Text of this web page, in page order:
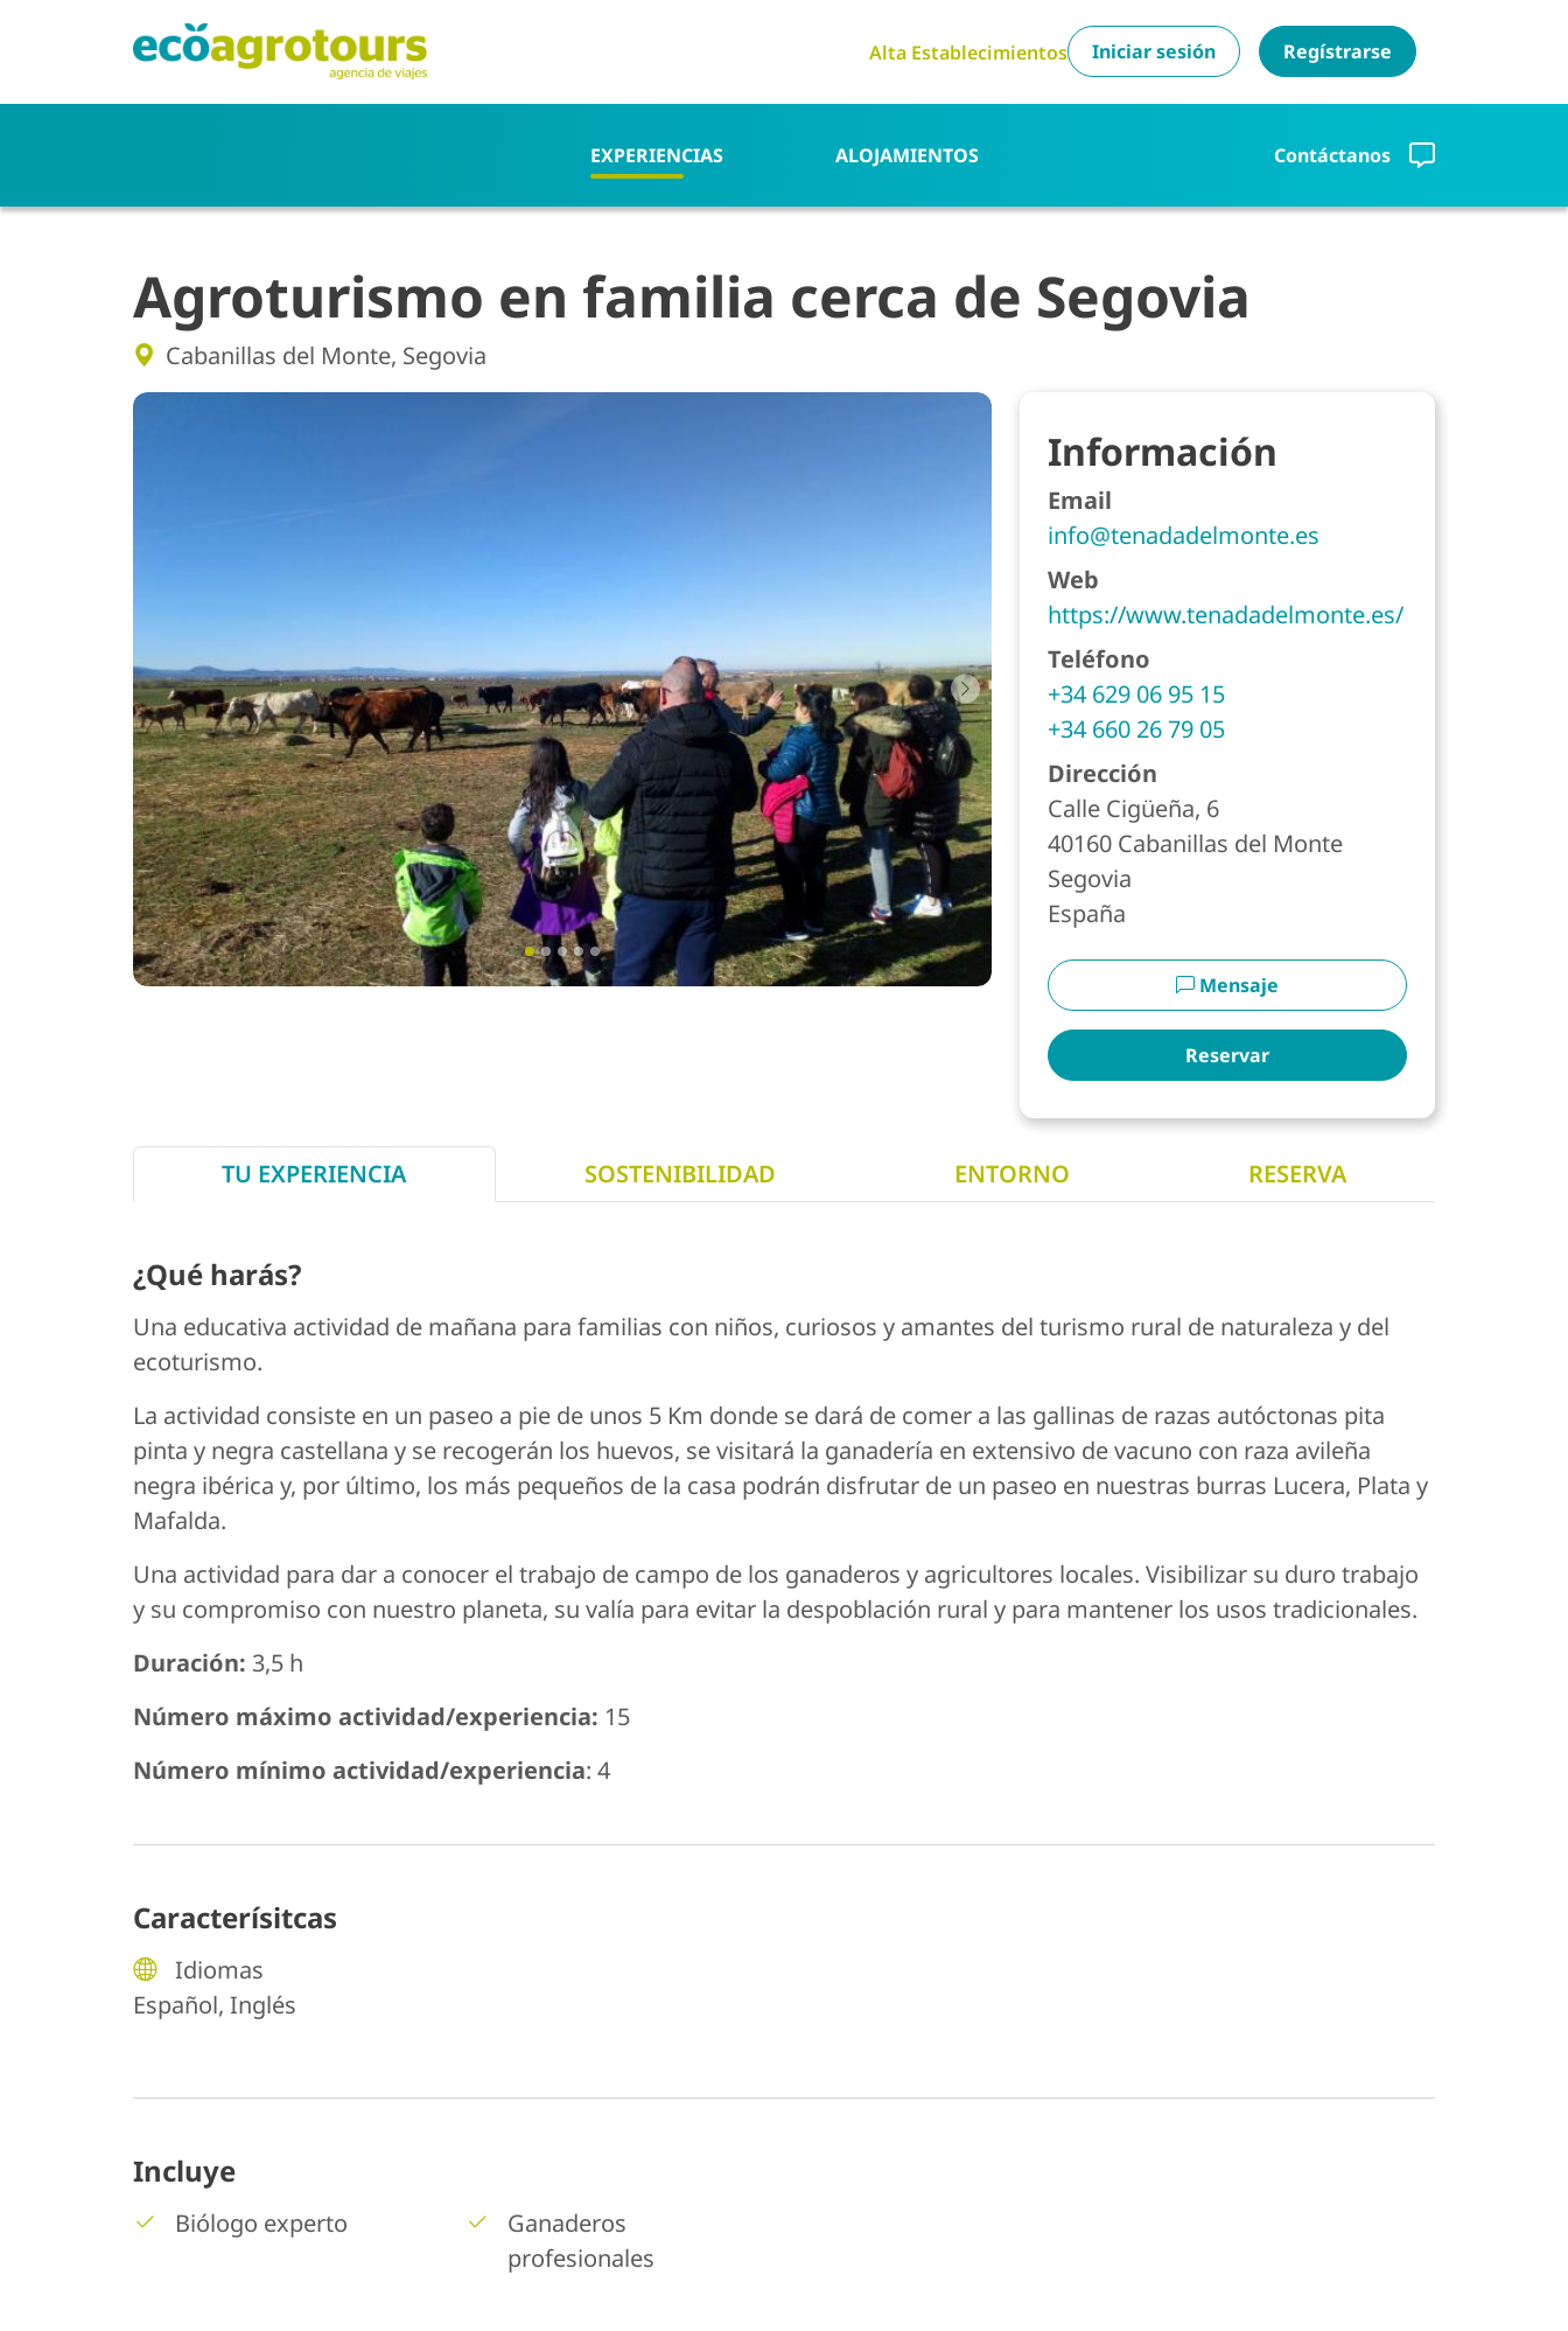
Pasar al contenido principal
Alta Establecimientos Iniciar sesión Regístrarse
EXPERIENCIAS ALOJAMIENTOS Contáctanos
Agroturismo en familia cerca de Segovia
Cabanillas del Monte, Segovia
Anterior Siguiente
Información
Email
info@tenadadelmonte.es
Web
https://www.tenadadelmonte.es/
Teléfono
+34 629 06 95 15
+34 660 26 79 05
Dirección
Calle Cigüeña, 6
40160 Cabanillas del Monte
Segovia
España
Mensaje
Reservar
TU EXPERIENCIA SOSTENIBILIDAD ENTORNO RESERVA
¿Qué harás?
Una educativa actividad de mañana para familias con niños, curiosos y amantes del turismo rural de naturaleza y del
ecoturismo.
La actividad consiste en un paseo a pie de unos 5 Km donde se dará de comer a las gallinas de razas autóctonas pita
pinta y negra castellana y se recogerán los huevos, se visitará la ganadería en extensivo de vacuno con raza avileña
negra ibérica y, por último, los más pequeños de la casa podrán disfrutar de un paseo en nuestras burras Lucera, Plata y
Mafalda.
Una actividad para dar a conocer el trabajo de campo de los ganaderos y agricultores locales. Visibilizar su duro trabajo
y su compromiso con nuestro planeta, su valía para evitar la despoblación rural y para mantener los usos tradicionales.
Duración: 3,5 h
Número máximo actividad/experiencia: 15
Número mínimo actividad/experiencia: 4
Caracterísitcas
Idiomas
Español, Inglés
Incluye
Biólogo experto
Ganaderos
profesionales